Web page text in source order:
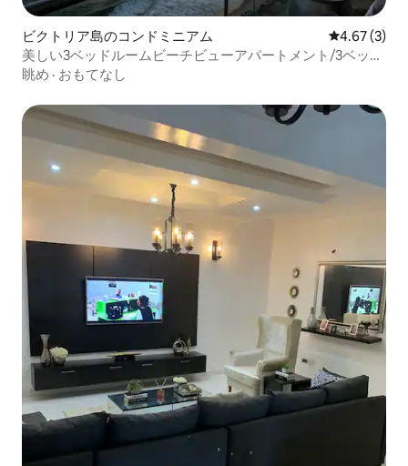
ビクトリア島のコンドミニアム レビュー3
4.67 (3)
美しい3ベッドルームビーチビューアパートメント/3ベッド
ルーム
眺め · おもてなし